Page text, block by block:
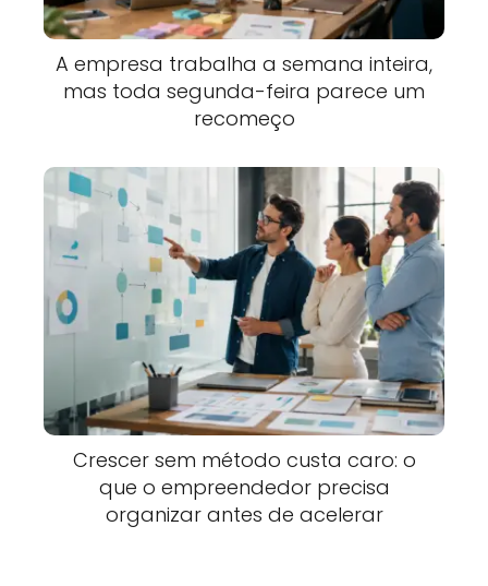
A empresa trabalha a semana inteira,
mas toda segunda-feira parece um
recomeço
Crescer sem método custa caro: o
que o empreendedor precisa
organizar antes de acelerar